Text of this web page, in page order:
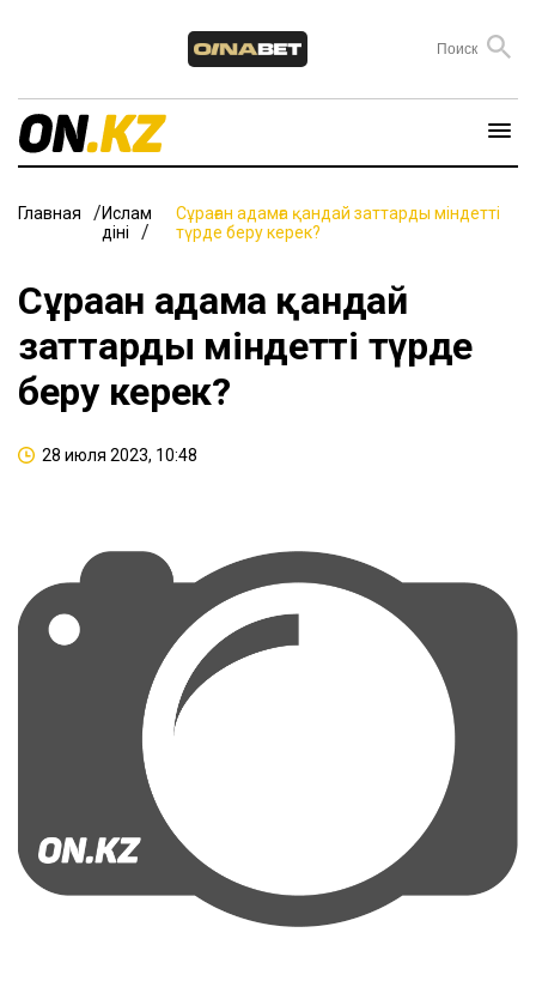
Главная
Ислам
діні
Сұраған адамға қандай заттарды міндетті
түрде беру керек?
Сұраған адамға қандай
заттарды міндетті түрде
беру керек?
28 июля 2023, 10:48